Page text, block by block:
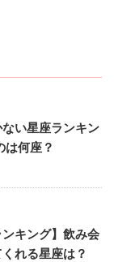
ない星座ランキン
は何座？
ンキング】飲み会
れる星座は？